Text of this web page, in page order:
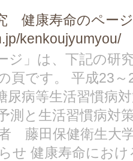
健康寿命のページ
kenkoujyumyou/
ジ」は、下記の研
頁です。 平成23
尿病等生活習慣病
測と生活習慣病対
藤田保健衛生大
せ 健康寿命にお